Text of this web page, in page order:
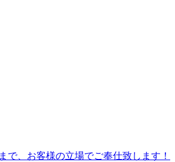
で、お客様の立場でご奉仕致します！